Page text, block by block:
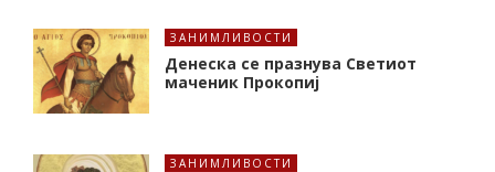
ЗАНИМЛИВОСТИ
Денеска се празнува Светиот
маченик Прокопиј
ЗАНИМЛИВОСТИ